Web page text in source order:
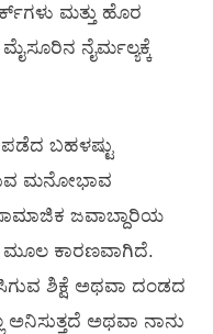
ಮತ್ತು ಹೊರ
ಮೈಸೂರಿನ ನೈರ್ಮಲ್ಯಕ್ಕೆ
ಬಹಳಷ್ಟು
ಮನೋಭಾವ
ಸಾಮಾಜಿಕ ಜವಾಬ್ದಾರಿಯ
ಕಾರಣವಾಗಿದೆ.
ಶಿಕ್ಷೆ ಅಥವಾ ದಂಡದ
ಅಥವಾ ನಾನು